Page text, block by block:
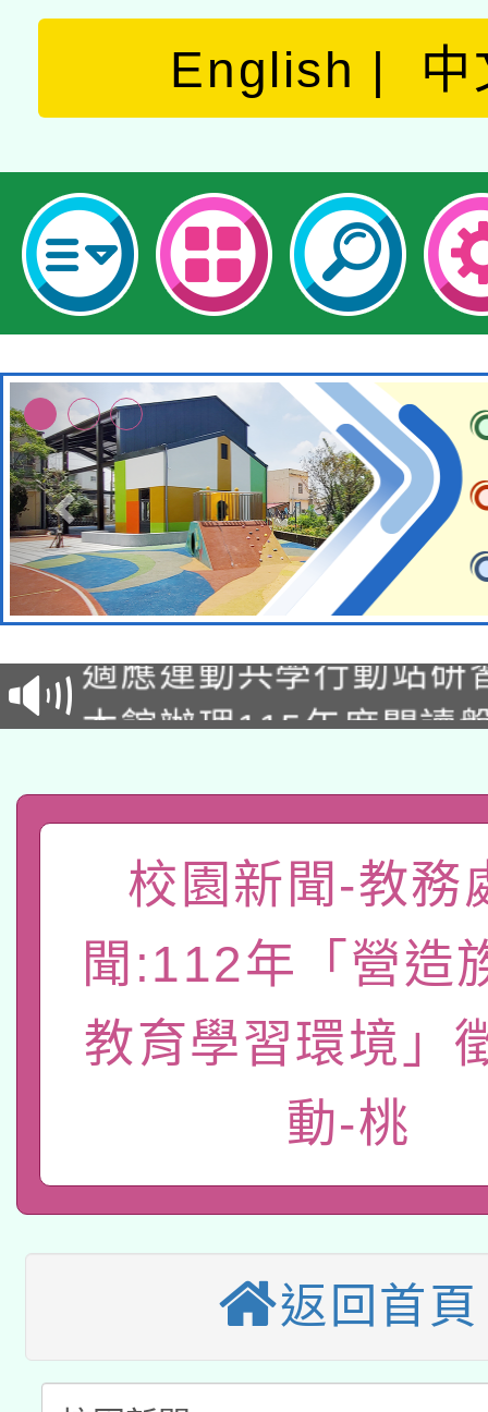
English 中
本校115學年度第2次
招甄選結果公告(無人
招)
適應運動共學行動站研
本館辦理115年度閱讀
礎課程
A3數位素養講師名單
「數位內容與教學軟
pilot」
有關大陸委員會函釋公
薪期間赴陸應申請許可
轉知經濟部水利署委託
業技術研究院辦理「
用水績優單位及節水達
115年8月22日(星期六
桃園市孔廟祈福系列
開 智慧啟航」
2026年桃園地景藝術
本校115學年度第2次
招甄選結果公告(無人
適應運動共學行動站研
本館辦理115年度閱讀
暨閱讀推動專業研習
科技賦能─人工智慧
礎課程
A3數位素養講師名單
校園新聞-教務
聞:112年「營造
教育學習環境」
動-桃
返回首頁